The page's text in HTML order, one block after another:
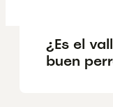
¿Es el
buen